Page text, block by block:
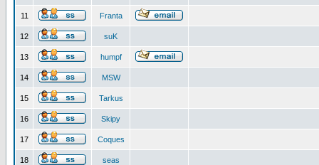
11 Franta
12 suK
13 humpf
14 MSW
15 Tarkus
16 Skipy
17 Coques
18 seas